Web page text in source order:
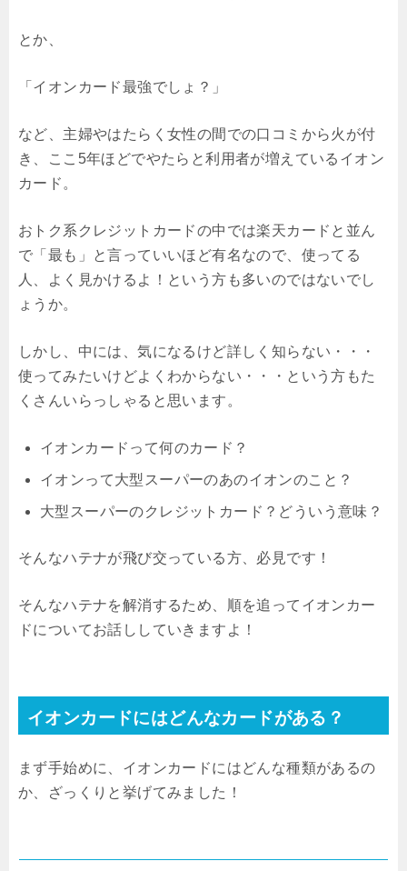
とか、
「イオンカード最強でしょ？」
など、主婦やはたらく女性の間での口コミから火が付
き、ここ5年ほどでやたらと利用者が増えているイオン
カード。
おトク系クレジットカードの中では楽天カードと並ん
で「最も」と言っていいほど有名なので、使ってる
人、よく見かけるよ！という方も多いのではないでし
ょうか。
しかし、中には、気になるけど詳しく知らない・・・
使ってみたいけどよくわからない・・・という方もた
くさんいらっしゃると思います。
イオンカードって何のカード？
イオンって大型スーパーのあのイオンのこと？
大型スーパーのクレジットカード？どういう意味？
そんなハテナが飛び交っている方、必見です！
そんなハテナを解消するため、順を追ってイオンカー
ドについてお話ししていきますよ！
イオンカードにはどんなカードがある？
まず手始めに、イオンカードにはどんな種類があるの
か、ざっくりと挙げてみました！